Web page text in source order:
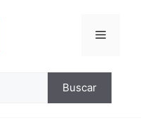
Menú
Buscar